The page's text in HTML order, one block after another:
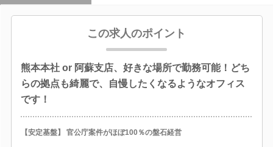
この求人のポイント
熊本本社 or 阿蘇支店、好きな場所で勤務可能！どち
らの拠点も綺麗で、自慢したくなるようなオフィス
です！
【安定基盤】 官公庁案件がほぼ100％の盤石経営